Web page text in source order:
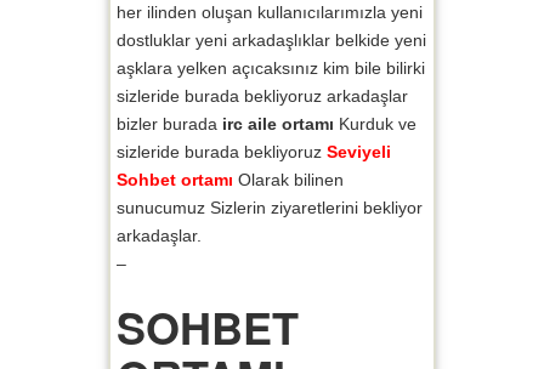
her ilinden oluşan kullanıcılarımızla yeni
dostluklar yeni arkadaşlıklar belkide yeni
aşklara yelken açıcaksınız kim bile bilirki
sizleride burada bekliyoruz arkadaşlar
bizler burada irc aile ortamı Kurduk ve
sizleride burada bekliyoruz Seviyeli
Sohbet ortamı Olarak bilinen
sunucumuz Sizlerin ziyaretlerini bekliyor
arkadaşlar.
–
SOHBET